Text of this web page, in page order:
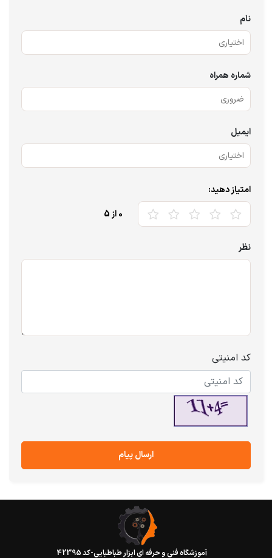
نام
شماره همراه
ایمیل
امتیاز دهید:
0از 5
نظر
کد امنیتی
ارسال پیام
آموزشگاه فنی و حرفه ای ابزار طباطبایی-کد 42395